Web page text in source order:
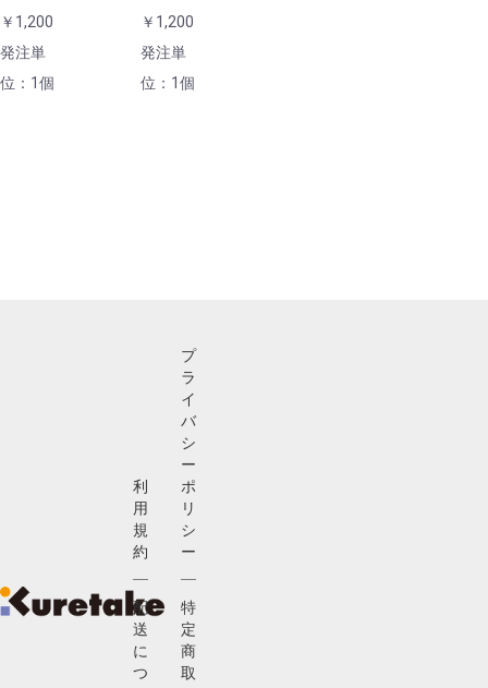
￥1,200
発注単
位：1個
￥1,200
発注単
位：1個
利
用
規
約
配
送
に
つ
プ
ラ
イ
バ
シ
ー
ポ
リ
シ
ー
特
定
商
取